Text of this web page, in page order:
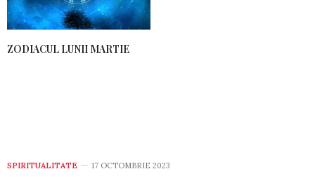
ZODIACUL LUNII MARTIE
SPIRITUALITATE 17 OCTOMBRIE 2023